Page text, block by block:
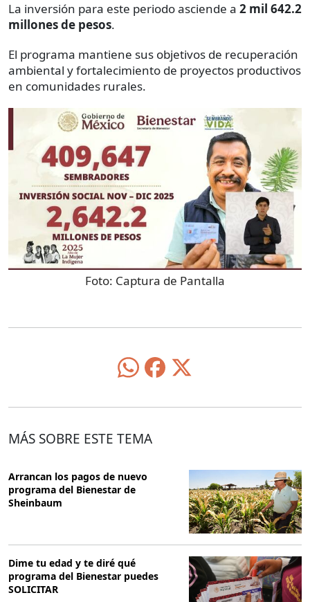
La inversión para este periodo asciende a 2 mil 642.2
millones de pesos.
El programa mantiene sus objetivos de recuperación
ambiental y fortalecimiento de proyectos productivos
en comunidades rurales.
Foto: Captura de Pantalla
MÁS SOBRE ESTE TEMA
Arrancan los pagos de nuevo
programa del Bienestar de
Sheinbaum
Dime tu edad y te diré qué
programa del Bienestar puedes
SOLICITAR